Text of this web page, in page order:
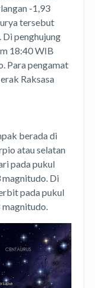
-1,93
tersebut
penghujung
18:40 WIB
Para pengamat
Raksasa
berada di
atau selatan
pada pukul
magnitudo. Di
pada pukul
magnitudo.